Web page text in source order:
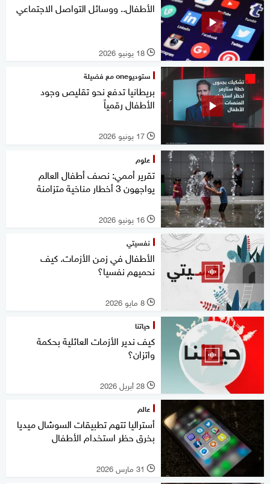
الأطفال.. ووسائل التواصل الاجتماعي
l 18 يونيو 2026
ستوديوone مع فضيلة
بريطانيا تدفع نحو تقليص وجود
الأطفال رقمياً
l 17 يونيو 2026
علوم
تقرير أممي: نصف أطفال العالم
يواجهون 3 أخطار مناخية متزامنة
l 16 يونيو 2026
نفسيتي
الأطفال في زمن الأزمات. كيف
نحميهم نفسيا؟
l 8 مايو 2026
حياتنا
كيف ندير الأزمات العائلية بحكمة
واتزان؟
l 28 أبريل 2026
عالم
أستراليا تتهم تطبيقات السوشال ميديا
بخرق حظر استخدام الأطفال
l 31 مارس 2026